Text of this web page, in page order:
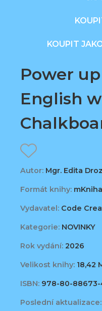
KOUPIT
Power
English
Autor: Mgr. Edita
Formát knihy: mKniha
Vydavatel: Code
Kategorie: NOVINKY
Rok vydání: 2026
Velikost knihy: 18,42
ISBN: 978-80-88673-
Poslední aktualizace: